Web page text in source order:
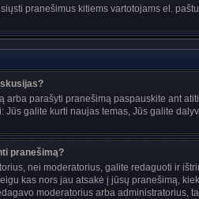
pranešimus kitiems vartotojams el.
arba parašyti pranešimą paspauskite ant
Jūs galite kurti naujas temas, Jūs galite
pranešimą?
nei moderatorius, galite redaguoti ir
kas nors jau atsakė į jūsų pranešimą,
moderatorius arba administratorius,